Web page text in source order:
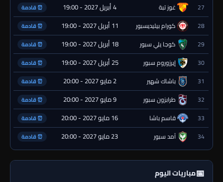
27 غوز تبة 4 أبريل 2027 - 19:00 ⏰ قادمة
28 كورام بيليديسبور 11 أبريل 2027 - 19:00 ⏰ قادمة
29 كوجا يلي سبور 18 أبريل 2027 - 19:00 ⏰ قادمة
30 إيرزوروم سبور 25 أبريل 2027 - 19:00 ⏰ قادمة
31 باشاك شهير 2 مايو 2027 - 20:00 ⏰ قادمة
32 طرابزون سبور 9 مايو 2027 - 20:00 ⏰ قادمة
33 قاسم باشا 16 مايو 2027 - 20:00 ⏰ قادمة
34 آمد سبور 23 مايو 2027 - 20:00 ⏰ قادمة
📅مباريات اليوم